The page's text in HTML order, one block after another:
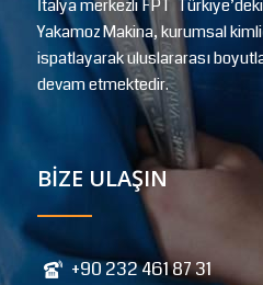
BİZE ULAŞIN
+90 232 461 87 31
İtalya merkezli FPT
Yakamoz Makina, kurumsal
ispatlayarak uluslararası
devam etmektedir.